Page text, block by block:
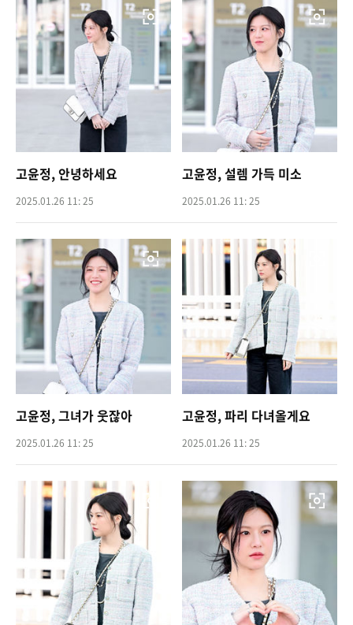
고윤정, 안녕하세요
2025.01.26 11: 25
고윤정, 설렘 가득 미소
2025.01.26 11: 25
고윤정, 그녀가 웃잖아
2025.01.26 11: 25
고윤정, 파리 다녀올게요
2025.01.26 11: 25